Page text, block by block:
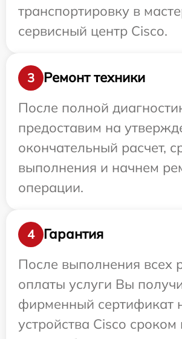
транспортировку в
сервисный центр Cisco.
3
Ремонт техники
После полной
предоставим на
окончательный расчет,
выполнения и начнем
операции.
4
Гарантия
После выполнения всех
оплаты услуги Вы
фирменный сертификат
устройства Cisco сроком